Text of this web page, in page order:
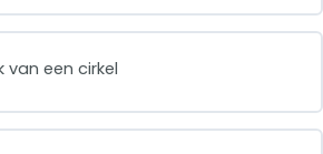
van een cirkel